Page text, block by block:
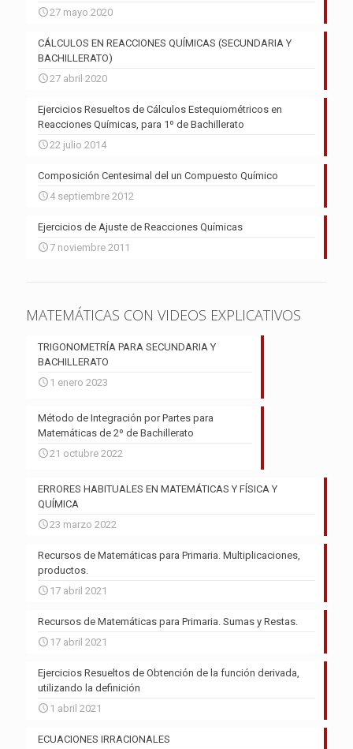
27 mayo 2020
CÁLCULOS EN REACCIONES QUÍMICAS (SECUNDARIA Y
BACHILLERATO)
27 abril 2020
Ejercicios Resueltos de Cálculos Estequiométricos en
Reacciones Químicas, para 1º de Bachillerato
22 julio 2014
Composición Centesimal del un Compuesto Químico
4 septiembre 2012
Ejercicios de Ajuste de Reacciones Químicas
7 noviembre 2011
MATEMÁTICAS CON VIDEOS EXPLICATIVOS
TRIGONOMETRÍA PARA SECUNDARIA Y
BACHILLERATO
1 enero 2023
Método de Integración por Partes para
Matemáticas de 2º de Bachillerato
21 octubre 2022
ERRORES HABITUALES EN MATEMÁTICAS Y FÍSICA Y
QUÍMICA
23 marzo 2022
Recursos de Matemáticas para Primaria. Multiplicaciones,
productos.
17 abril 2021
Recursos de Matemáticas para Primaria. Sumas y Restas.
17 abril 2021
Ejercicios Resueltos de Obtención de la función derivada,
utilizando la definición
1 abril 2021
ECUACIONES IRRACIONALES